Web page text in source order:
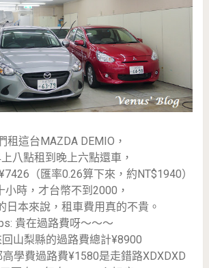
租這台MAZDA DEMIO，
八點租到晚上六點還車，
（匯率0.26算下來，約NT$1940）
小時，才台幣不到2000，
日本來說，租車費用真的不貴。
貴在過路費呀～～～
回山梨縣的過路費總計¥8900
學費過路費¥1580是走錯路XDXDXD